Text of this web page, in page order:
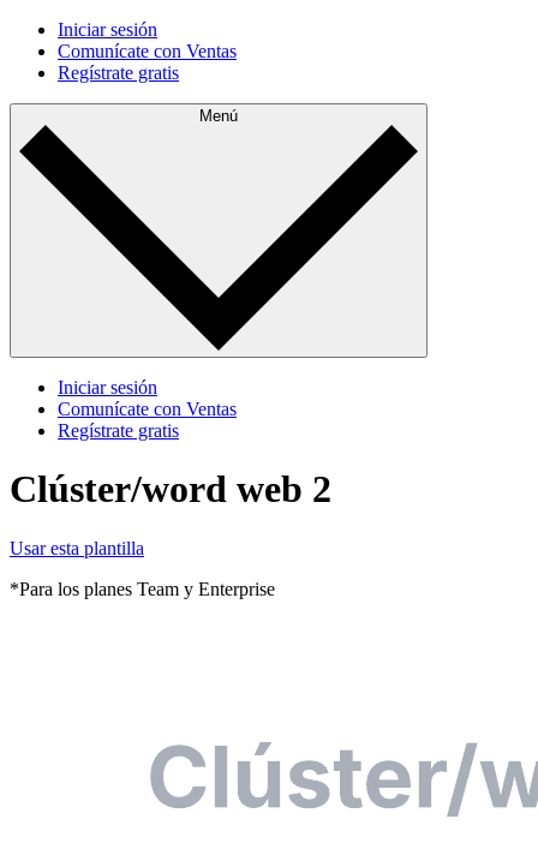
Iniciar sesión
Comunícate con Ventas
Regístrate gratis
Menú
Iniciar sesión
Comunícate con Ventas
Regístrate gratis
Clúster/word web 2
Usar esta plantilla
*Para los planes Team y Enterprise